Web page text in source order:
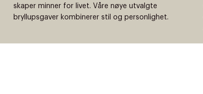
skaper minner for livet. Våre nøye utvalgte
bryllupsgaver kombinerer stil og personlighet.